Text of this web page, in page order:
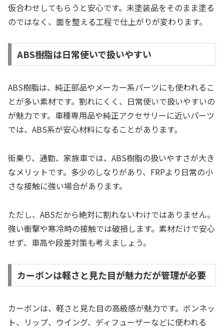
仮合わせしてもらうと安心です。未塗装品をそのまま塗る
のではなく、面を整える工程で仕上がりが変わります。
ABS樹脂は日常使いで扱いやすい
ABS樹脂は、純正部品やメーカー系パーツにも使われるこ
とが多い素材です。割れにくく、日常使いで扱いやすいの
が魅力です。車種専用品や純正アクセサリーに近いパーツ
では、ABS系が安心材料になることがあります。
街乗り、通勤、家族車では、ABS樹脂の扱いやすさが大き
なメリットです。多少のしなりがあり、FRPより日常の小
さな接触に強い場合があります。
ただし、ABSだから絶対に割れないわけではありません。
強い衝撃や寒冷時の接触では破損します。素材だけで安心
せず、車高や段差対策も考えましょう。
カーボンは軽さと見た目が魅力だが管理が必要
カーボンは、軽さと見た目の高級感が魅力です。ボンネッ
ト、リップ、ウイング、ディフューザーなどに使われる